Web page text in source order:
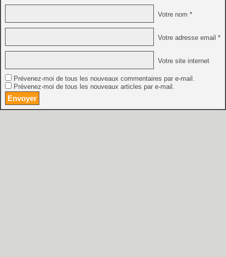
Votre nom *
Votre adresse email *
Votre site internet
Prévenez-moi de tous les nouveaux commentaires par e-mail.
Prévenez-moi de tous les nouveaux articles par e-mail.